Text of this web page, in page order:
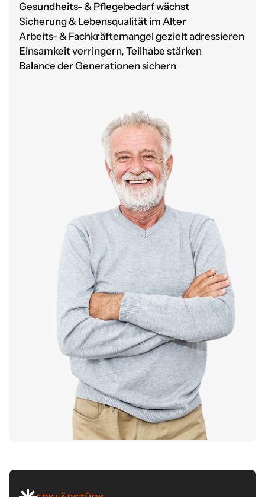
Gesundheits- & Pflegebedarf wächst
Sicherung & Lebensqualität im Alter
Arbeits- & Fachkräftemangel gezielt adressieren
Einsamkeit verringern, Teilhabe stärken
Balance der Generationen sichern